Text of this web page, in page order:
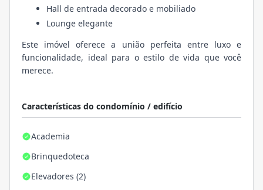
Características do condomínio / edifício
Academia
Brinquedoteca
Elevadores (2)
Hall de entrada decorado e mobiliado
Lounge elegante
Este imóvel oferece a união perfeita entre luxo e
funcionalidade, ideal para o estilo de vida que você
merece.